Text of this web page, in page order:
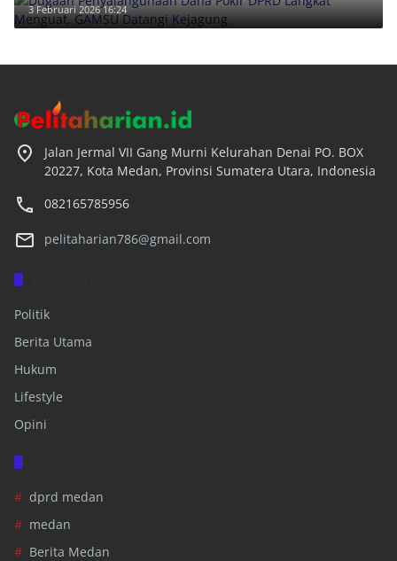
3 Februari 2026 16:24
Jalan Jermal VII Gang Murni Kelurahan Denai PO. BOX
20227, Kota Medan, Provinsi Sumatera Utara, Indonesia
082165785956
pelitaharian786@gmail.com
Politik
Berita Utama
Hukum
Lifestyle
Opini
dprd medan
medan
Berita Medan